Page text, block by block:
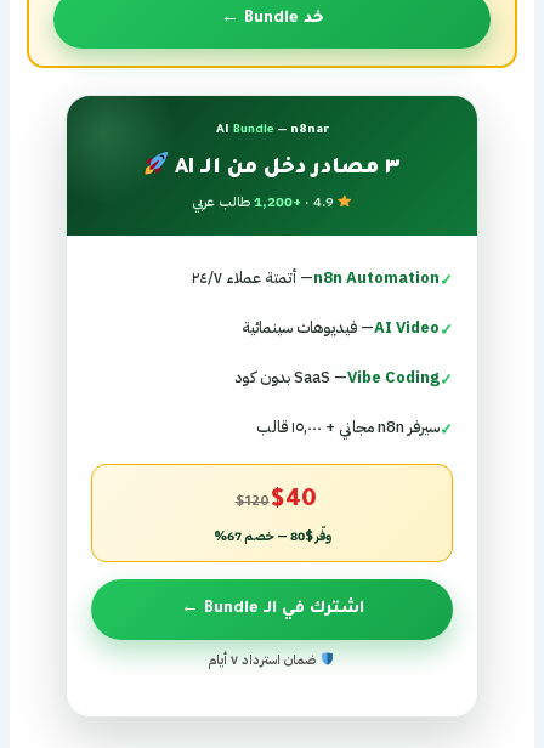
خد Bundle ←
AI Bundle — n8nar
٣ مصادر دخل من الـ AI
4.9 ·
+1,200 طالب عربي
✓
n8n Automation— أتمتة عملاء ٢٤/٧
✓
AI Video— فيديوهات سينمائية
✓
Vibe Coding— SaaS بدون كود
✓سيرفر n8n مجاني + ١٥,٠٠٠ قالب
$120$40
وفّر $80 — خصم 67%
اشترك في الـ Bundle ←
ضمان استرداد ٧ أيام